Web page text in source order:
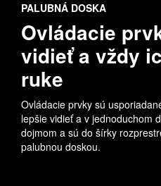
PALUBNÁ DOSKA
Ovládacie
vidieť a vždy
ruke
Ovládacie prvky sú
lepšie vidieť a v jednoduchom
dojmom a sú do šírky
palubnou doskou.